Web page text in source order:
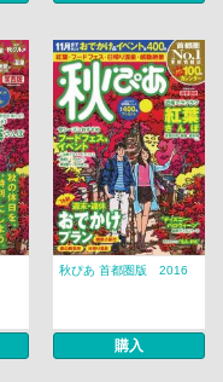
秋ぴあ 首都圏版 2016
購入